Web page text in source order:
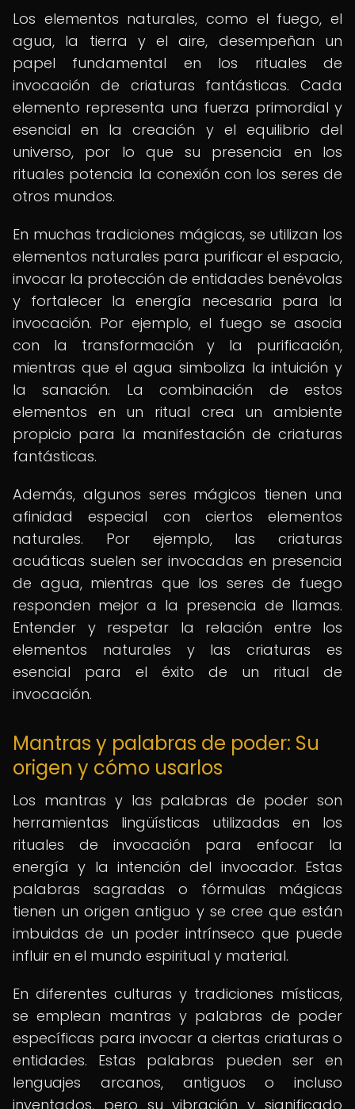
Los elementos naturales, como el fuego, el
agua, la tierra y el aire, desempeñan un
papel fundamental en los rituales de
invocación de criaturas fantásticas. Cada
elemento representa una fuerza primordial y
esencial en la creación y el equilibrio del
universo, por lo que su presencia en los
rituales potencia la conexión con los seres de
otros mundos.
En muchas tradiciones mágicas, se utilizan los
elementos naturales para purificar el espacio,
invocar la protección de entidades benévolas
y fortalecer la energía necesaria para la
invocación. Por ejemplo, el fuego se asocia
con la transformación y la purificación,
mientras que el agua simboliza la intuición y
la sanación. La combinación de estos
elementos en un ritual crea un ambiente
propicio para la manifestación de criaturas
fantásticas.
Además, algunos seres mágicos tienen una
afinidad especial con ciertos elementos
naturales. Por ejemplo, las criaturas
acuáticas suelen ser invocadas en presencia
de agua, mientras que los seres de fuego
responden mejor a la presencia de llamas.
Entender y respetar la relación entre los
elementos naturales y las criaturas es
esencial para el éxito de un ritual de
invocación.
Mantras y palabras de poder: Su
origen y cómo usarlos
Los mantras y las palabras de poder son
herramientas lingüísticas utilizadas en los
rituales de invocación para enfocar la
energía y la intención del invocador. Estas
palabras sagradas o fórmulas mágicas
tienen un origen antiguo y se cree que están
imbuidas de un poder intrínseco que puede
influir en el mundo espiritual y material.
En diferentes culturas y tradiciones místicas,
se emplean mantras y palabras de poder
específicas para invocar a ciertas criaturas o
entidades. Estas palabras pueden ser en
lenguajes arcanos, antiguos o incluso
inventados, pero su vibración y significado